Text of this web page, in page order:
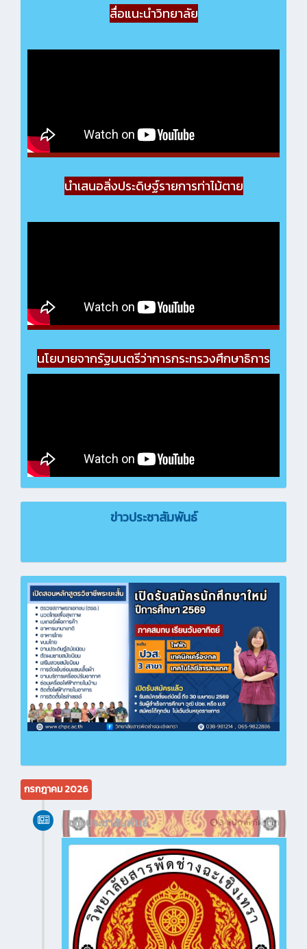
สื่อแนะนำวิทยาลัย
นำเสนอสิ่งประดิษฐ์รายการท่าไม้ตาย
นโยบายจากรัฐมนตรีว่าการกระทรวงศึกษาธิการ
ข่าวประชาสัมพันธ์
กรกฎาคม 2026
3 สัปดาห์ ที่ผ่านมา
ข่าวประชาสัมพันธ์